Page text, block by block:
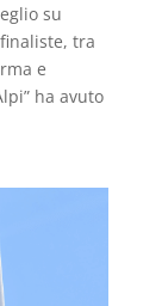
su
tra
e
ha avuto